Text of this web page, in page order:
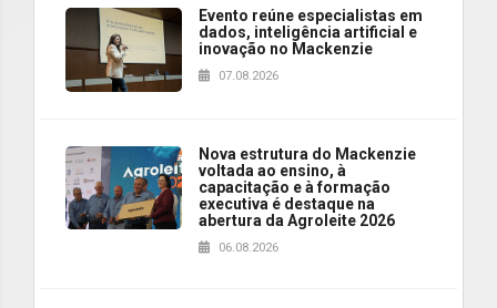
Evento reúne especialistas em
dados, inteligência artificial e
inovação no Mackenzie
07.08.2026
Nova estrutura do Mackenzie
voltada ao ensino, à
capacitação e à formação
executiva é destaque na
abertura da Agroleite 2026
06.08.2026